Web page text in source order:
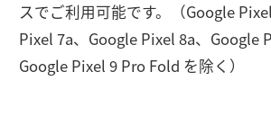
スでご利用可能です。（Google
Pixel 7a、Google Pixel 8a、Google
Google Pixel 9 Pro Fold を除く）